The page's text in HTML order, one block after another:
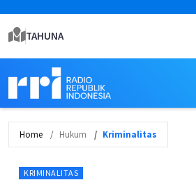
TAHUNA
Home Hukum Kriminalitas
KRIMINALITAS